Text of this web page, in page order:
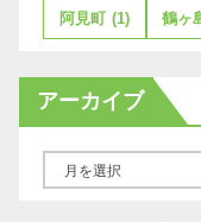
阿見町 (1) 鶴ヶ
アーカイブ